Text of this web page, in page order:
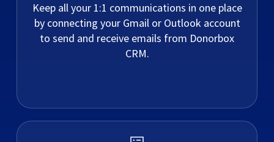
Keep all your 1:1 communications in one place
by connecting your Gmail or Outlook account
to send and receive emails from Donorbox
CRM.